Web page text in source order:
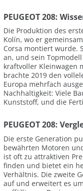
PEUGEOT 208:
Die Produktion des
Kolín, wo er
Corsa montiert wurde.
an, und sein
kraftvoller Kleinwagen
brachte 2019 den
Europa mehrfach
Nachhaltigkeit: Viele
Kunststoff, und die
PEUGEOT 208:
Die erste Generation
bewährten Motoren
ist oft zu attraktiven
finden und bietet ein
Verhältnis. Die zweite
auf und erweitert es